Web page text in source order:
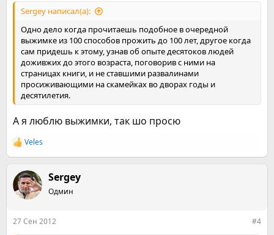
Sergey написал(а):
Одно дело когда прочитаешь подобное в очередной
выжимке из 100 способов прожить до 100 лет, другое когда
сам придешь к этому, узнав об опыте десятоков людей
доживжих до этого возраста, поговорив с ними на
страницах книги, и не ставшими развалинами
просиживающими на скамейках во дворах годы и
десятилетия.
А я люблю выжимки, так шо просю
Р
е
к
ц
и
Veles
Sergey
Одмин
27 Сен 2012 #4